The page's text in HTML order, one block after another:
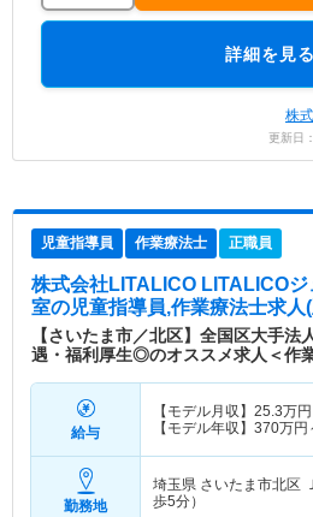
詳細を見る
株
更新日
児童指導員 作業療法士 正職員
株式会社LITALICO LITALICO
室の児童指導員,作業療法士求人
【さいたま市／北区】全国区大手法
遇・福利厚生◎のオススメ求人＜作
給与
【モデル月収】 25.3万円
【モデル年収】 370万円
勤務地
埼玉県 さいたま市北区
歩5分）